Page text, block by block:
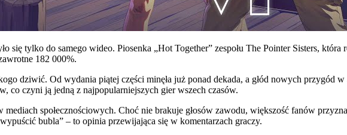
się tylko do samego wideo. Piosenka „Hot Together” zespołu The Pointer Sisters,
182 000%.
dziwić. Od wydania piątej części minęła już ponad dekada, a głód nowych przygód
co czyni ją jedną z najpopularniejszych gier wszech czasów.
mediach społecznościowych. Choć nie brakuje głosów zawodu, większość fanów
bubla” – to opinia przewijająca się w komentarzach graczy.